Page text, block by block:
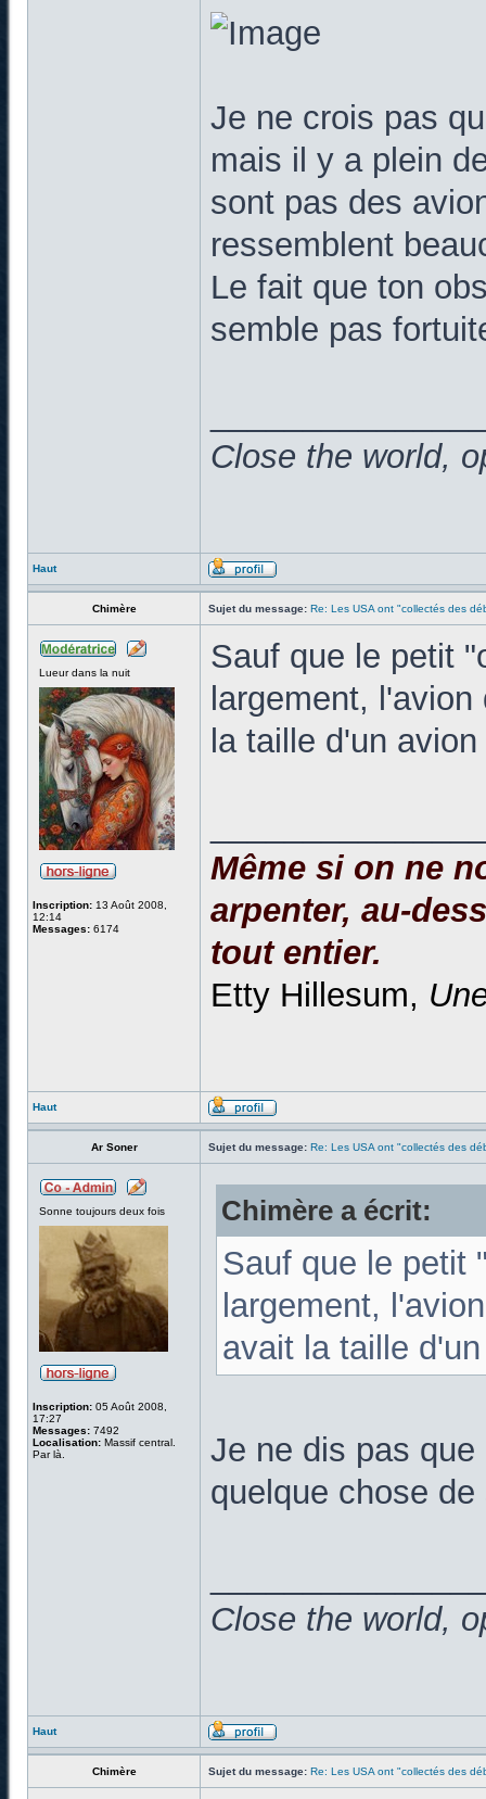
Je ne crois pas
mais il y a plein
sont pas des
ressemblent
Le fait que ton
semble pas
Close the world,
Haut
Chimère Sujet du message: Re: Les USA ont "collectés des
Lueur dans la nuit
Inscription: 13 Août 2008,
12:14
Messages: 6174
Sauf que le petit
largement,
la taille d'un
Même si on ne
arpenter, au-
tout entier.
Etty Hillesum,
Haut
Ar Soner Sujet du message: Re: Les USA ont "collectés des
Sonne toujours deux fois
Inscription: 05 Août 2008,
17:27
Messages: 7492
Localisation: Massif central.
Par là.
Chimère a écrit:
Sauf que le petit
largement,
avait la taille
Je ne dis pas
quelque chose
Close the world,
Haut
Chimère Sujet du message: Re: Les USA ont "collectés des